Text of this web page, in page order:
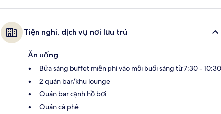
Tiện nghi, dịch vụ nơi lưu trú
Ăn uống
Bữa sáng buffet miễn phí vào mỗi buổi sáng từ 7:30 - 10:30
2 quán bar/khu lounge
Quán bar cạnh hồ bơi
Quán cà phê